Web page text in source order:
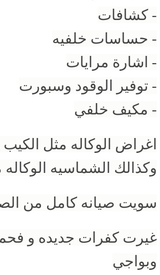
- كشافات
- حساسات خلفيه
- اشارة مرايات
- توفير الوقود وسبورت
- مكيف خلفي
اغراض الوكاله مثل
وكذالك الشماسيه
سويت صيانه كامل من
غيرت كفرات جديده و
وبواجي